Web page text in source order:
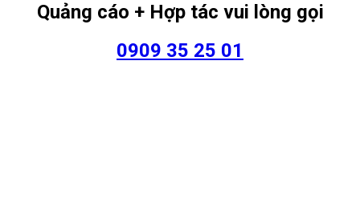
Quảng cáo + Hợp tác vui lòng gọi
0909 35 25 01